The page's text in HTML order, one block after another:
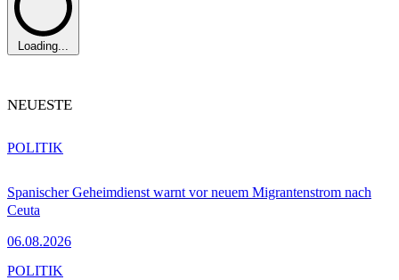
Loading...
NEUESTE
Spanischer Geheimdienst warnt vor neuem Migrantenstrom nach
Ceuta
06.08.2026
POLITIK
POLITIK